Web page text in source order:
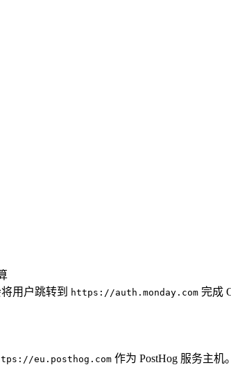
用户跳转到 https://auth.monday.com 完成
eu.posthog.com 作为 PostHog 服务主